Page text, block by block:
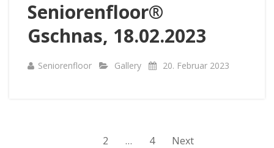
Seniorenfloor®
Gschnas, 18.02.2023
Seniorenfloor Gallery 20. Februar 2023
2 … 4 Next